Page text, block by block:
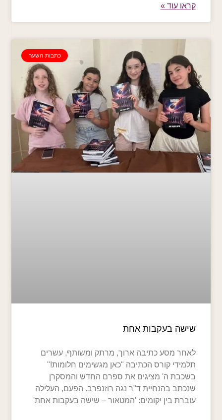
קראו עוד »
כתבות השער
שישה בעקבות אחת
לאחר מסע כתיבה ארוך, מרתק ומשותף, עשרים
תלמידי קורס הכתיבה "כאן מגשימים חלומות!"
בשכבת ה' מציגים את ספרם החדש והמסקרן
שנכתב בהנחיית ד"ר נגה רוזנפרב. הפעם, העלילה
עוברת בין יקומים: 'המטאור – שישה בעקבות אחת'